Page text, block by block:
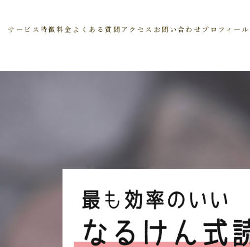
サービス 特徴 料金 よくある質問 アクセス お問い合わせ プロフィール